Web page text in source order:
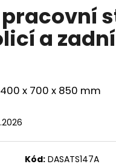
a
x 700 x 850 mm
Kód: DASATS147A